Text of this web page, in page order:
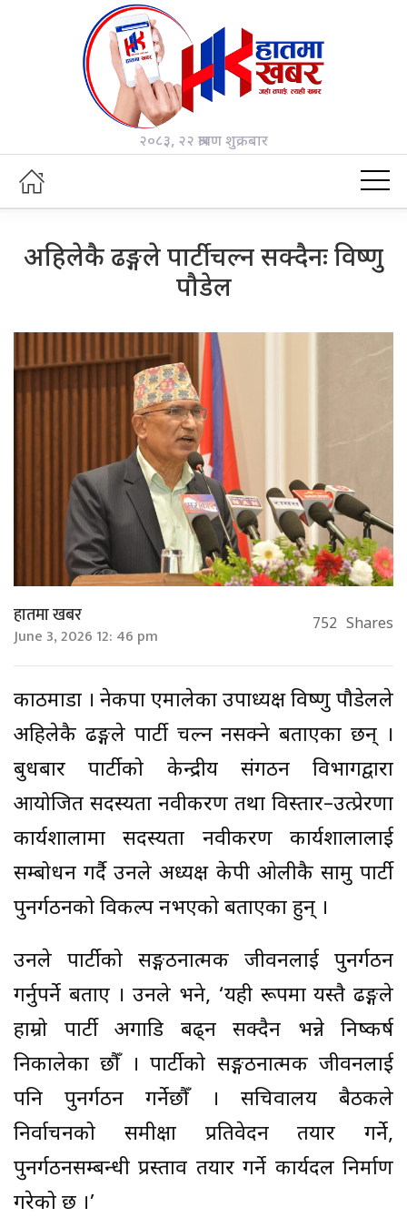
२०८३, २२ श्रावण शुक्रबार
अहिलेकै ढङ्गले पार्टी चल्न सक्दैनः विष्णु
पौडेल
हातमा खबर
June 3, 2026 12: 46 pm 752 Shares
काठमाडौं । नेकपा एमालेका उपाध्यक्ष विष्णु पौडेलले
अहिलेकै ढङ्गले पार्टी चल्न नसक्ने बताएका छन् ।
बुधबार पार्टीको केन्द्रीय संगठन विभागद्वारा
आयोजित सदस्यता नवीकरण तथा विस्तार–उत्प्रेरणा
कार्यशालामा सदस्यता नवीकरण कार्यशालालाई
सम्बोधन गर्दै उनले अध्यक्ष केपी ओलीकै सामु पार्टी
पुनर्गठनको विकल्प नभएको बताएका हुन् ।
उनले पार्टीको सङ्गठनात्मक जीवनलाई पुनर्गठन
गर्नुपर्ने बताए । उनले भने, ‘यही रूपमा यस्तै ढङ्गले
हाम्रो पार्टी अगाडि बढ्न सक्दैन भन्ने निष्कर्ष
निकालेका छौँ । पार्टीको सङ्गठनात्मक जीवनलाई
पनि पुनर्गठन गर्नेछौँ । सचिवालय बैठकले
निर्वाचनको समीक्षा प्रतिवेदन तयार गर्ने,
पुनर्गठनसम्बन्धी प्रस्ताव तयार गर्ने कार्यदल निर्माण
गरेको छ ।’